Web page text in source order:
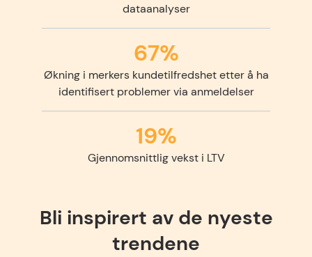
dataanalyser
67%
Økning i merkers kundetilfredshet etter å ha
identifisert problemer via anmeldelser
19%
Gjennomsnittlig vekst i LTV
Bli inspirert av de nyeste
trendene